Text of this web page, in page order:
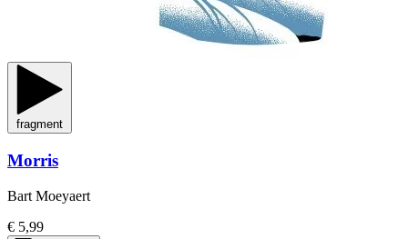
fragment
Morris
Bart Moeyaert
€ 5,99